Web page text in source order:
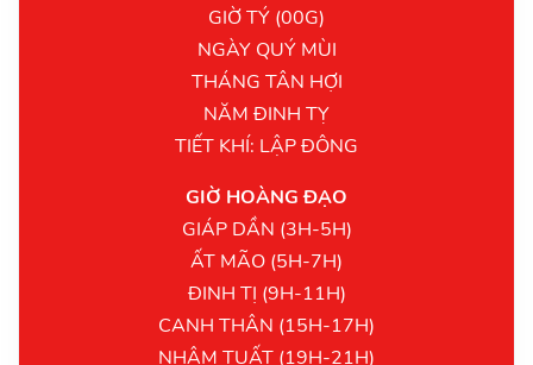
GIỜ TÝ (00G)
NGÀY QUÝ MÙI
THÁNG TÂN HỢI
NĂM ĐINH TỴ
TIẾT KHÍ: LẬP ĐÔNG
GIỜ HOÀNG ĐẠO
GIÁP DẦN (3H-5H)
ẤT MÃO (5H-7H)
ĐINH TỊ (9H-11H)
CANH THÂN (15H-17H)
NHÂM TUẤT (19H-21H)